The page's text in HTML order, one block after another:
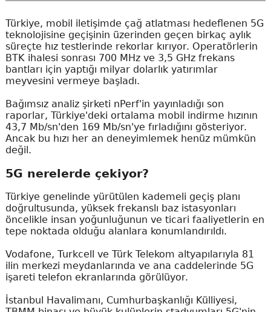
Türkiye, mobil iletişimde çağ atlatması hedeflenen 5G
teknolojisine geçişinin üzerinden geçen birkaç aylık
süreçte hız testlerinde rekorlar kırıyor. Operatörlerin
BTK ihalesi sonrası 700 MHz ve 3,5 GHz frekans
bantları için yaptığı milyar dolarlık yatırımlar
meyvesini vermeye başladı.
Bağımsız analiz şirketi nPerf'in yayınladığı son
raporlar, Türkiye'deki ortalama mobil indirme hızının
43,7 Mb/sn'den 169 Mb/sn'ye fırladığını gösteriyor.
Ancak bu hızı her an deneyimlemek henüz mümkün
değil.
5G nerelerde çekiyor?
Türkiye genelinde yürütülen kademeli geçiş planı
doğrultusunda, yüksek frekanslı baz istasyonları
öncelikle insan yoğunluğunun ve ticari faaliyetlerin en
tepe noktada olduğu alanlara konumlandırıldı.
Vodafone, Turkcell ve Türk Telekom altyapılarıyla 81
ilin merkezi meydanlarında ve ana caddelerinde 5G
işareti telefon ekranlarında görülüyor.
İstanbul Havalimanı, Cumhurbaşkanlığı Külliyesi,